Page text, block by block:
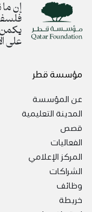
إن
على
مؤسسة قطر
عن المؤسسة
المدينة التعليمية
قصص
الفعاليات
المركز الإعلامي
الشراكات
وظائف
خريطة